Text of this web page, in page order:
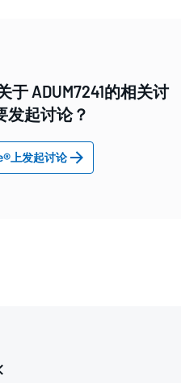
ADUM7241的相关讨
发起讨论？
上发起讨论